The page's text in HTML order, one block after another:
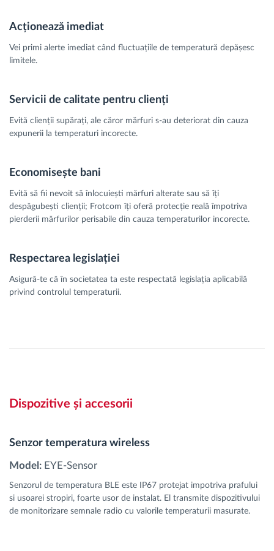
Acționează imediat
Vei primi alerte imediat când fluctuațiile de temperatură depășesc
limitele.
Servicii de calitate pentru clienți
Evită clienții supărați, ale căror mărfuri s-au deteriorat din cauza
expunerii la temperaturi incorecte.
Economisește bani
Evită să fii nevoit să înlocuiești mărfuri alterate sau să îți
despăgubești clienții; Frotcom îți oferă protecție reală împotriva
pierderii mărfurilor perisabile din cauza temperaturilor incorecte.
Respectarea legislației
Asigură-te că în societatea ta este respectată legislația aplicabilă
privind controlul temperaturii.
Dispozitive și accesorii
Senzor temperatura wireless
Model: EYE-Sensor
Senzorul de temperatura BLE este IP67 protejat impotriva prafului
si usoarei stropiri, foarte usor de instalat. El transmite dispozitivului
de monitorizare semnale radio cu valorile temperaturii masurate.